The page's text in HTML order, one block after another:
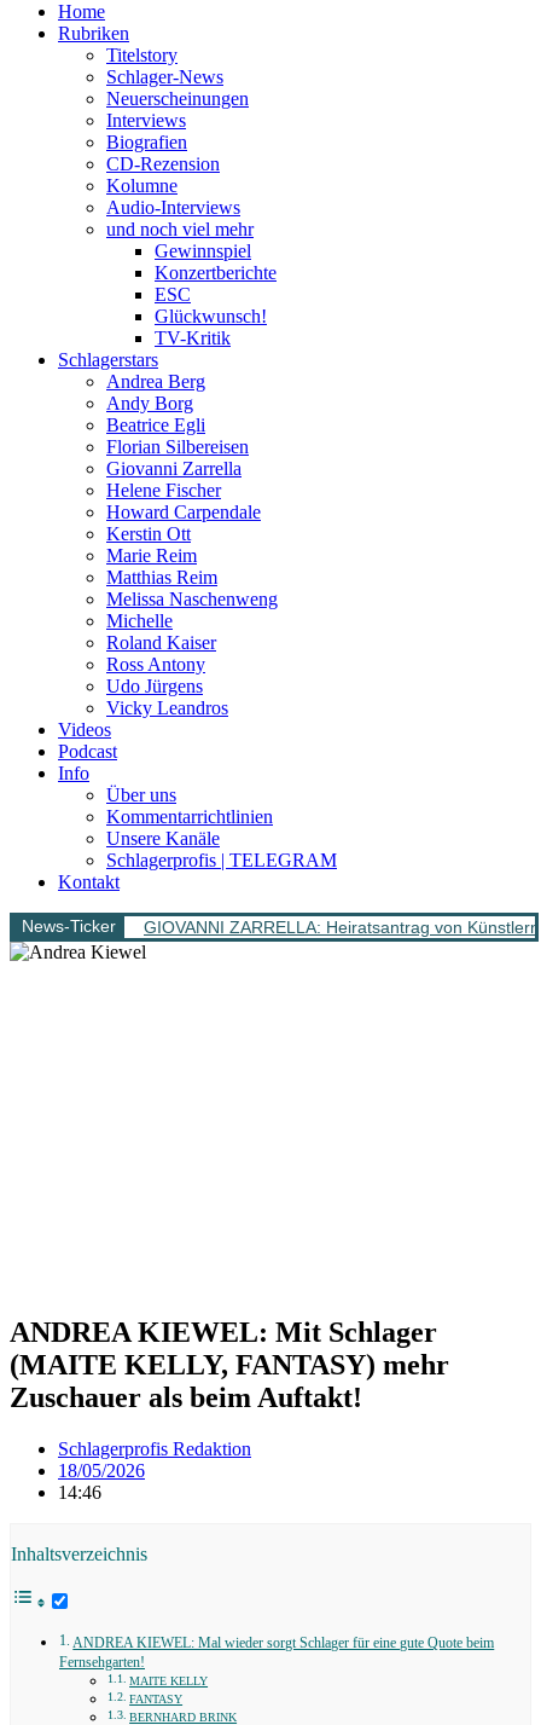
Home
Rubriken
Titelstory
Schlager-News
Neuerscheinungen
Interviews
Biografien
CD-Rezension
Kolumne
Audio-Interviews
und noch viel mehr
Gewinnspiel
Konzertberichte
ESC
Glückwunsch!
TV-Kritik
Schlagerstars
Andrea Berg
Andy Borg
Beatrice Egli
Florian Silbereisen
Giovanni Zarrella
Helene Fischer
Howard Carpendale
Kerstin Ott
Marie Reim
Matthias Reim
Melissa Naschenweng
Michelle
Roland Kaiser
Ross Antony
Udo Jürgens
Vicky Leandros
Videos
Podcast
Info
Über uns
Kommentarrichtlinien
Unsere Kanäle
Schlagerprofis | TELEGRAM
Kontakt
News-Ticker GIOVANNI ZARRELLA: Heiratsantrag von
ANDREA KIEWEL: Mit Schlager
(MAITE KELLY, FANTASY) mehr
Zuschauer als beim Auftakt!
Schlagerprofis Redaktion
18/05/2026
14:46
Inhaltsverzeichnis
ANDREA KIEWEL: Mal wieder sorgt Schlager für eine gute Quote beim
Fernsehgarten!
MAITE KELLY
FANTASY
BERNHARD BRINK